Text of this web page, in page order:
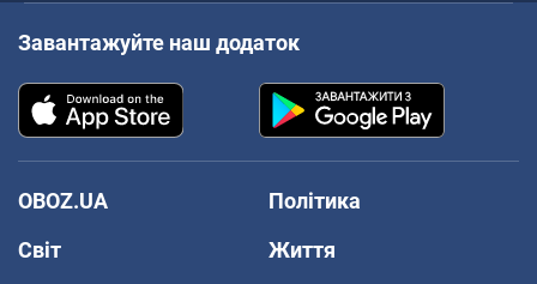
Завантажуйте наш додаток
OBOZ.UA
Політика
Світ
Життя